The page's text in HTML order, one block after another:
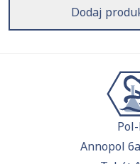
Dodaj
Annopol